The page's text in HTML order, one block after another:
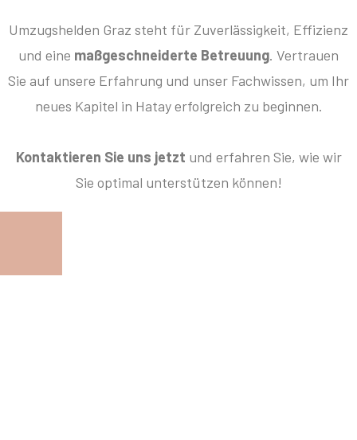
Umzugshelden Graz steht für Zuverlässigkeit, Effizienz
und eine maßgeschneiderte Betreuung. Vertrauen
Sie auf unsere Erfahrung und unser Fachwissen, um Ihr
neues Kapitel in Hatay erfolgreich zu beginnen.
Kontaktieren Sie uns jetzt und erfahren Sie, wie wir
Sie optimal unterstützen können!